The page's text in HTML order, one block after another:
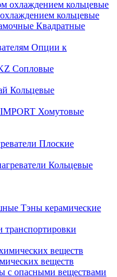
кольцевые
Квадратные
Опции к
Cопловые
Кольцевые
Хомутовые
Плоские
Кольцевые
Тэны керамические
транспортировки
веществ